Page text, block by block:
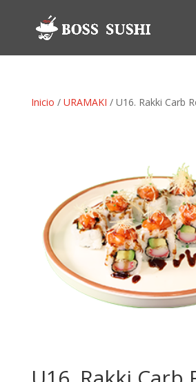
Inicio / URAMAKI / U16. Rakki Carb